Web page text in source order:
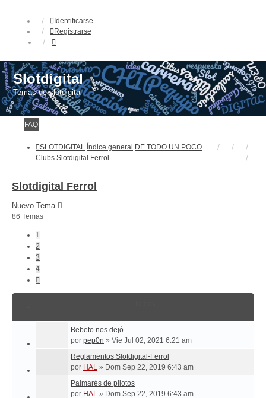
Identificarse
Registrarse
Slotdigital
Temas de slotdigital
FAQ
SLOTDIGITAL Índice general DE TODO UN POCO
Clubs Slotdigital Ferrol
Slotdigital Ferrol
Nuevo Tema
86 Temas
1
2
3
4
Bebeto nos dejó
por pep0n » Vie Jul 02, 2021 6:21 am
Reglamentos Slotdigital-Ferrol
por HAL » Dom Sep 22, 2019 6:43 am
Palmarés de pilotos
por HAL » Dom Sep 22, 2019 6:43 am